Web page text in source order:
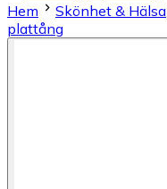
Hem
Skönhet & Hälsa
plattång